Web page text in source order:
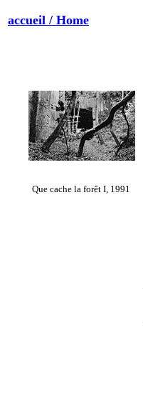
accueil / Home
Que cache la forêt I, 1991